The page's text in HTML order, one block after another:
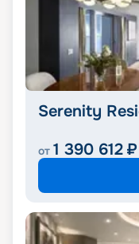
Serenity
от 1 390 612 ₽